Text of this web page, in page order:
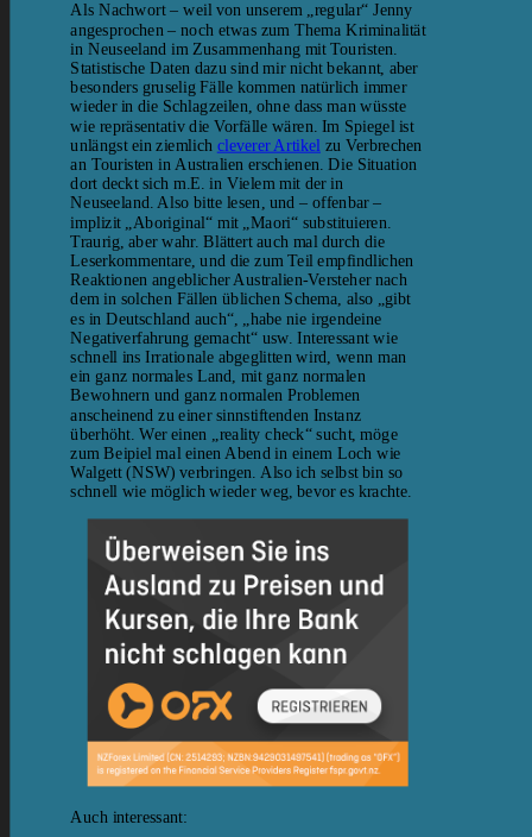
Als Nachwort – weil von unserem „regular“ Jenny
angesprochen – noch etwas zum Thema Kriminalität
in Neuseeland im Zusammenhang mit Touristen.
Statistische Daten dazu sind mir nicht bekannt, aber
besonders gruselig Fälle kommen natürlich immer
wieder in die Schlagzeilen, ohne dass man wüsste
wie repräsentativ die Vorfälle wären. Im Spiegel ist
unlängst ein ziemlich cleverer Artikel zu Verbrechen
an Touristen in Australien erschienen. Die Situation
dort deckt sich m.E. in Vielem mit der in
Neuseeland. Also bitte lesen, und – offenbar –
implizit „Aboriginal“ mit „Maori“ substituieren.
Traurig, aber wahr. Blättert auch mal durch die
Leserkommentare, und die zum Teil empfindlichen
Reaktionen angeblicher Australien-Versteher nach
dem in solchen Fällen üblichen Schema, also „gibt
es in Deutschland auch“, „habe nie irgendeine
Negativerfahrung gemacht“ usw. Interessant wie
schnell ins Irrationale abgeglitten wird, wenn man
ein ganz normales Land, mit ganz normalen
Bewohnern und ganz normalen Problemen
anscheinend zu einer sinnstiftenden Instanz
überhöht. Wer einen „reality check“ sucht, möge
zum Beipiel mal einen Abend in einem Loch wie
Walgett (NSW) verbringen. Also ich selbst bin so
schnell wie möglich wieder weg, bevor es krachte.
Auch interessant: